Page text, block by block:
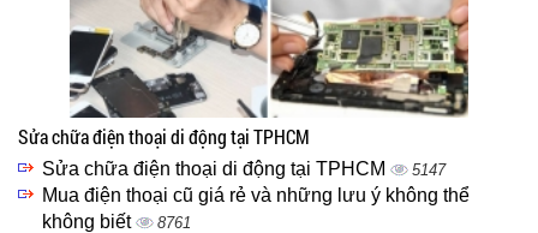
Sửa chữa điện thoại di động tại TPHCM
Sửa chữa điện thoại di động tại TPHCM 5147
Mua điện thoại cũ giá rẻ và những lưu ý không thể
không biết
8761